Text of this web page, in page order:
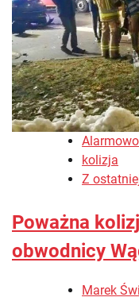
Alarmowo
kolizja
Z
Poważna
obwodnicy
Marek